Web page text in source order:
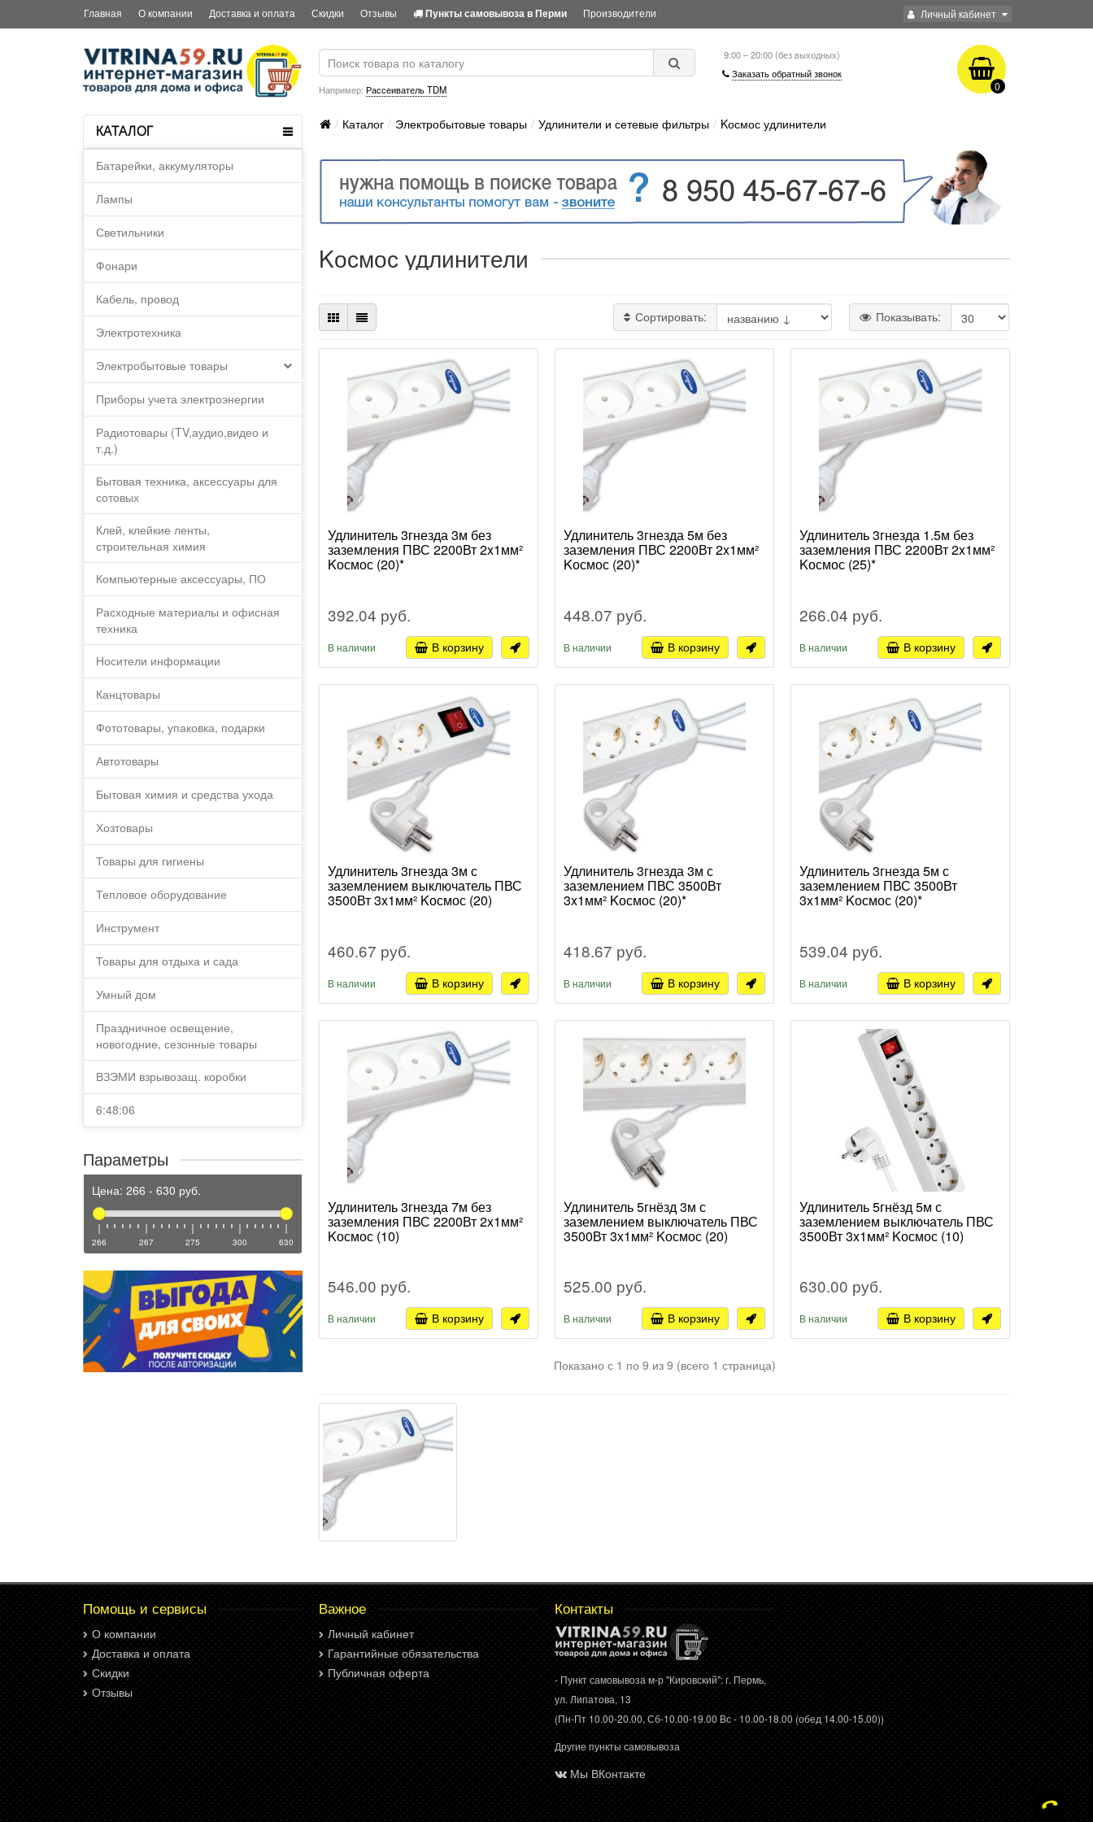
Личный кабинет
Главная О компании Доставка и оплата Скидки Отзывы Пункты самовывоза в Перми Производители
Например: Рассеиватель TDM
9:00 – 20:00 (без выходных)
Заказать обратный звонок
0
КАТАЛОГ
Батарейки, аккумуляторы
Лампы
Светильники
Фонари
Кабель, провод
Электротехника
Электробытовые товары
Приборы учета электроэнергии
Радиотовары (TV,аудио,видео и
т.д.)
Бытовая техника, аксессуары для
сотовых
Клей, клейкие ленты,
строительная химия
Компьютерные аксессуары, ПО
Расходные материалы и офисная
техника
Носители информации
Канцтовары
Фототовары, упаковка, подарки
Автотовары
Бытовая химия и средства ухода
Хозтовары
Товары для гигиены
Тепловое оборудование
Инструмент
Товары для отдыха и сада
Умный дом
Праздничное освещение,
новогодние, сезонные товары
ВЗЭМИ взрывозащ. коробки
6:48:06
Каталог Электробытовые товары Удлинители и сетевые фильтры Kосмос удлинители
Параметры
Цена: 266 - 630 руб.
266 267 275 300 630
Kосмос удлинители
Сортировать: Показывать:
Удлинитель 3гнезда 3м без
заземления ПВС 2200Вт 2x1мм²
Kосмос (20)*
392.04 руб.
В наличии В корзину
Удлинитель 3гнезда 5м без
заземления ПВС 2200Вт 2x1мм²
Kосмос (20)*
448.07 руб.
В наличии В корзину
Удлинитель 3гнезда 1.5м без
заземления ПВС 2200Вт 2x1мм²
Kосмос (25)*
266.04 руб.
В наличии В корзину
Удлинитель 3гнезда 3м с
заземлением выключатель ПВС
3500Вт 3x1мм² Kосмос (20)
460.67 руб.
В наличии В корзину
Удлинитель 3гнезда 3м с
заземлением ПВС 3500Вт
3x1мм² Kосмос (20)*
418.67 руб.
В наличии В корзину
Удлинитель 3гнезда 5м с
заземлением ПВС 3500Вт
3x1мм² Kосмос (20)*
539.04 руб.
В наличии В корзину
Удлинитель 3гнезда 7м без
заземления ПВС 2200Вт 2x1мм²
Kосмос (10)
546.00 руб.
В наличии В корзину
Удлинитель 5гнёзд 3м с
заземлением выключатель ПВС
3500Вт 3x1мм² Kосмос (20)
525.00 руб.
В наличии В корзину
Удлинитель 5гнёзд 5м с
заземлением выключатель ПВС
3500Вт 3x1мм² Kосмос (10)
630.00 руб.
В наличии В корзину
Показано с 1 по 9 из 9 (всего 1 страница)
Помощь и сервисы
О компании
Доставка и оплата
Скидки
Отзывы
Важное
Личный кабинет
Гарантийные обязательства
Публичная оферта
Контакты
- Пункт самовывоза м-р "Кировский": г. Пермь,
ул. Липатова, 13
(Пн-Пт 10.00-20.00, Сб-10.00-19.00 Вс - 10.00-18.00 (обед 14.00-15.00))
Другие пункты самовывоза
Мы ВКонтакте